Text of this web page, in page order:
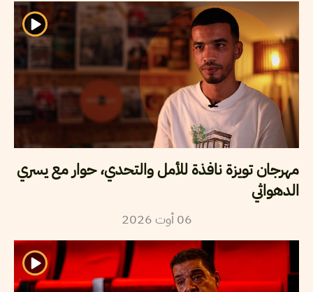
مهرجان تويزة نافذة للأمل والتحدي، حوار مع يسري
الدهواثي
06 أوت2026